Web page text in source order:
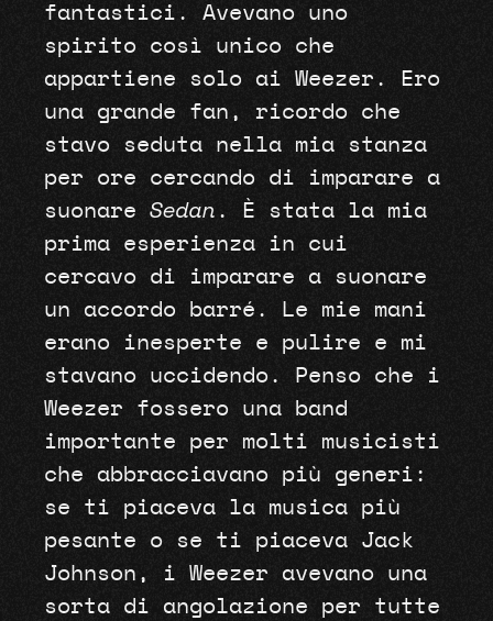
fantastici. Avevano uno
spirito così unico che
appartiene solo ai Weezer. Ero
una grande fan, ricordo che
stavo seduta nella mia stanza
per ore cercando di imparare a
suonare Sedan . È stata la mia
prima esperienza in cui
cercavo di imparare a suonare
un accordo barré. Le mie mani
erano inesperte e pulire e mi
stavano uccidendo. Penso che i
Weezer fossero una band
importante per molti musicisti
che abbracciavano più generi:
se ti piaceva la musica più
pesante o se ti piaceva Jack
Johnson, i Weezer avevano una
sorta di angolazione per tutte